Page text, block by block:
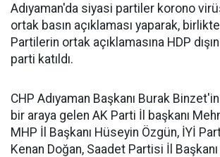
Adıyaman'da siyasi partiler korono
ortak basın açıklaması yaparak,
Partilerin ortak açıklamasına HDP
parti katıldı.
CHP Adıyaman Başkanı Burak
bir araya gelen AK Parti İl başkanı
MHP İl Başkanı Hüseyin Özgün, İYİ
Kenan Doğan, Saadet Partisi İl